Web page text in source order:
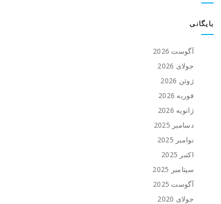
بایگانی
آگوست 2026
جولای 2026
ژوئن 2026
فوریه 2026
ژانویه 2026
دسامبر 2025
نوامبر 2025
اکتبر 2025
سپتامبر 2025
آگوست 2025
جولای 2020